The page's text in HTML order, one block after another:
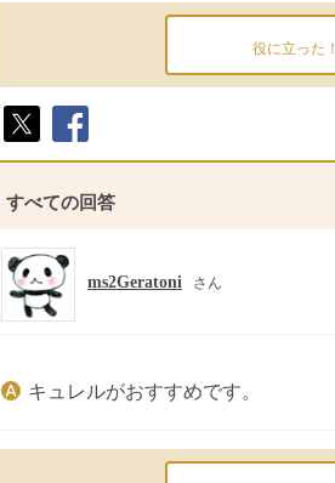
役に立った！
ト
ア
すべての回答
ms2Geratoni さん
キュレルがおすすめです。